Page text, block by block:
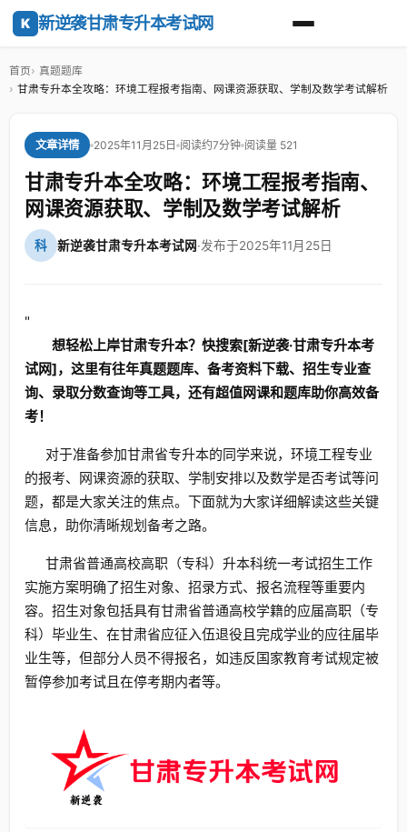
K 新逆袭甘肃专升本考试网
首页
真题题库
甘肃专升本全攻略：环境工程报考指南、网课资源获取、学制及数学考试解析
文章详情 2025年11月25日 阅读约7分钟 阅读量 521
甘肃专升本全攻略：环境工程报考指南、
网课资源获取、学制及数学考试解析
科 新逆袭甘肃专升本考试网·发布于2025年11月25日
"
想轻松上岸甘肃专升本？快搜索[新逆袭·甘肃专升本考
试网]，这里有往年真题题库、备考资料下载、招生专业查
询、录取分数查询等工具，还有超值网课和题库助你高效备
考！
对于准备参加甘肃省专升本的同学来说，环境工程专业
的报考、网课资源的获取、学制安排以及数学是否考试等问
题，都是大家关注的焦点。下面就为大家详细解读这些关键
信息，助你清晰规划备考之路。
甘肃省普通高校高职（专科）升本科统一考试招生工作
实施方案明确了招生对象、招录方式、报名流程等重要内
容。招生对象包括具有甘肃省普通高校学籍的应届高职（专
科）毕业生、在甘肃省应征入伍退役且完成学业的应往届毕
业生等，但部分人员不得报名，如违反国家教育考试规定被
暂停参加考试且在停考期内者等。